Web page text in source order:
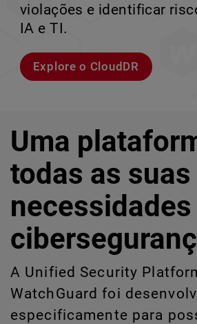
corporativos de alta
Explorar modelos
violações e identificar
IA e TI.
Explore o CloudDR
perder o ritmo.
Conheça Rai
crescimento escalável.
Conheça o WatchGuard EDR
Uma
todas as suas
necessidades
A Unified Security
WatchGuard foi
especificamente para